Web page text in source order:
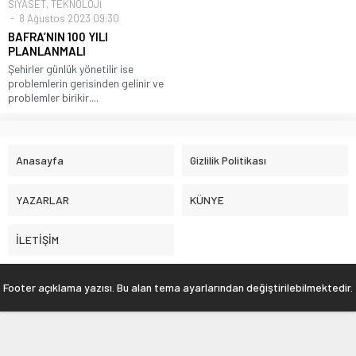
SİYASET, TEKNOLOJİ
8 Ağustos 2023 09:30
BAFRA’NIN 100 YILI
PLANLANMALI
Şehirler günlük yönetilir ise
problemlerin gerisinden gelinir ve
problemler birikir....
Anasayfa Gizlilik Politikası
YAZARLAR KÜNYE
İLETİŞİM
Footer açıklama yazısı. Bu alan tema ayarlarından değiştirilebilmektedir.